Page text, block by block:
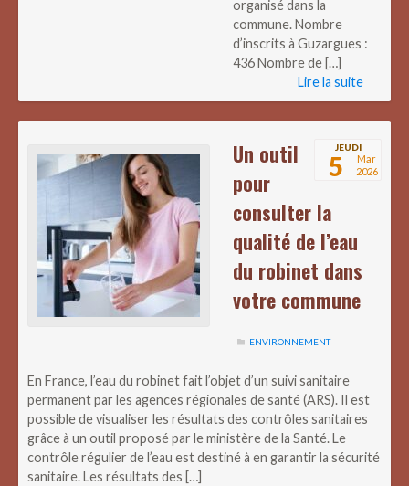
organisé dans la
commune. Nombre
d’inscrits à Guzargues :
436 Nombre de […]
Lire la suite
JEUDI
5
Mar
2026
Un outil
pour
consulter la
qualité de l’eau
du robinet dans
votre commune
ENVIRONNEMENT
En France, l’eau du robinet fait l’objet d’un suivi sanitaire
permanent par les agences régionales de santé (ARS). Il est
possible de visualiser les résultats des contrôles sanitaires
grâce à un outil proposé par le ministère de la Santé. Le
contrôle régulier de l’eau est destiné à en garantir la sécurité
sanitaire. Les résultats des […]